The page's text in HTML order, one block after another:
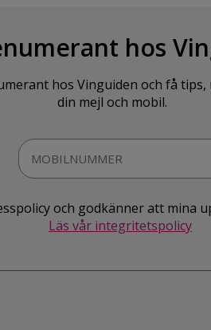
hos
hos Vinguiden och få
din mejl och mobil.
och godkänner att mina
Läs vår integritetspolicy